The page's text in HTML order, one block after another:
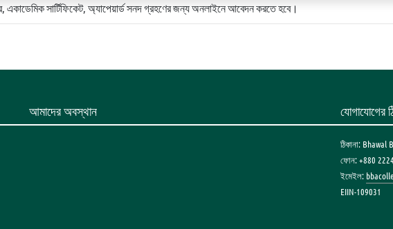
একাডেমিক সার্টিফিকেট, অ্যাপেয়ার্ড সনদ গ্রহণের জন্য অনলাইনে আবেদন করতে হবে।
আমাদের অবস্থান যোগাযোগের
ঠিকানা:
ফোন: +880
ইমেইল:
EIIN-109031